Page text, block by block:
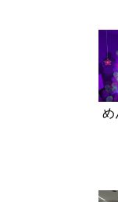
め